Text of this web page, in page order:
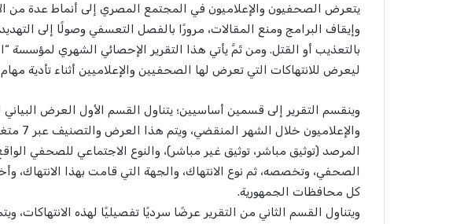
يتعرض الصحفيون والإعلاميون في المجتمع المصري إلى أنماط عدة من
وإيقاف البرامج ومنع المقالات، مرورًا بالفصل التعسفي وصولًا إلى
بالتعذيب أو القتل. ومن ثَمَّ يأتي هذا التقرير الإحصائي الشهري لمؤسسة
ليعرض للانتهاكات التي تعرض لها الصحفيين والإعلاميين أثناء تأدية
وينقسم التقرير إلى قسمين أساسيين؛ يتناول القسم الأول العرض
المرصد (توثيق مباشر، توثيق غير مباشر)، والنوع الاجتماعي للصحفي
الصحفي، وتخصصه، ثم نوع الانتهاك، والجهة التي قامت بهذا الانتهاك،
كل محافظات الجمهورية.
ويتناول القسم الثاني من التقرير عرضًا سرديًا تفصيليًا لهذه